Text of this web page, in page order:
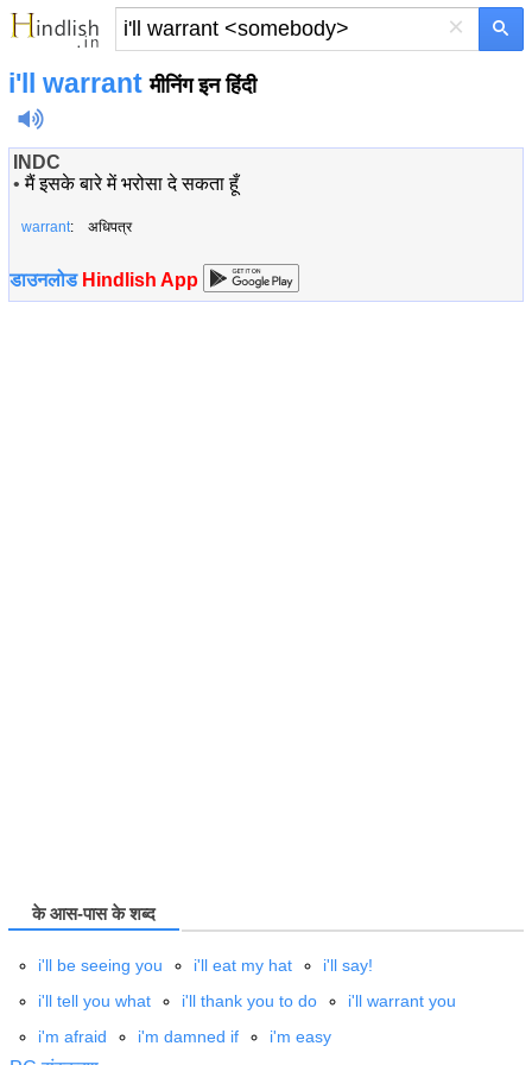
×
i'll warrantमीनिंग इन हिंदी
INDC
•मैं इसके बारे में भरोसा दे सकता हूँ
warrant: अधिपत्र
डाउनलोड Hindlish App
के आस-पास के शब्द
i'll be seeing you i'll eat my hat
i'll say!
i'll tell you what
i'll thank you to do
i'll warrant you
i'm afraid
i'm damned if i'm easy